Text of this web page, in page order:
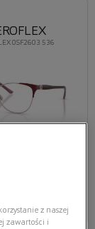
0SF2603 536
z naszej
zawartości i